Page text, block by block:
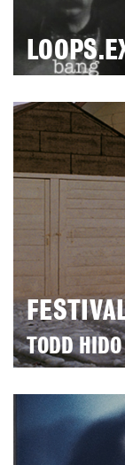
TODD HIDO